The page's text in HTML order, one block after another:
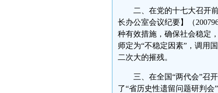
二、在党的十七大召开
长办公室会议纪要】（
种有效措施，确保社会稳定
师定为“不稳定因素”，调用
二次大的摧残。
三、在全国“两代会”召
了“省历史性遗留问题研判